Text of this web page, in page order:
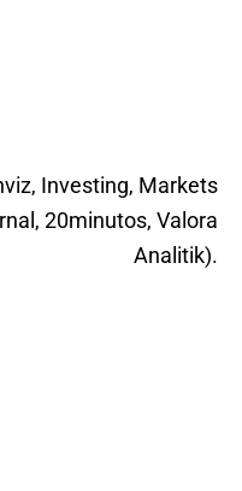
Investing, Markets
20minutos, Valora
Analitik).